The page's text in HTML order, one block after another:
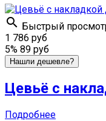
 Быстрый
1 786 руб
5% 89 руб
Нашли дешевле?
Цевьё с
Подробнее